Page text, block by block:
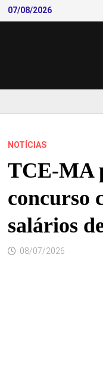
Skip
to
07/08/2026
NOTÍCIAS
TCE-MA
concurso
salários
08/07/2026